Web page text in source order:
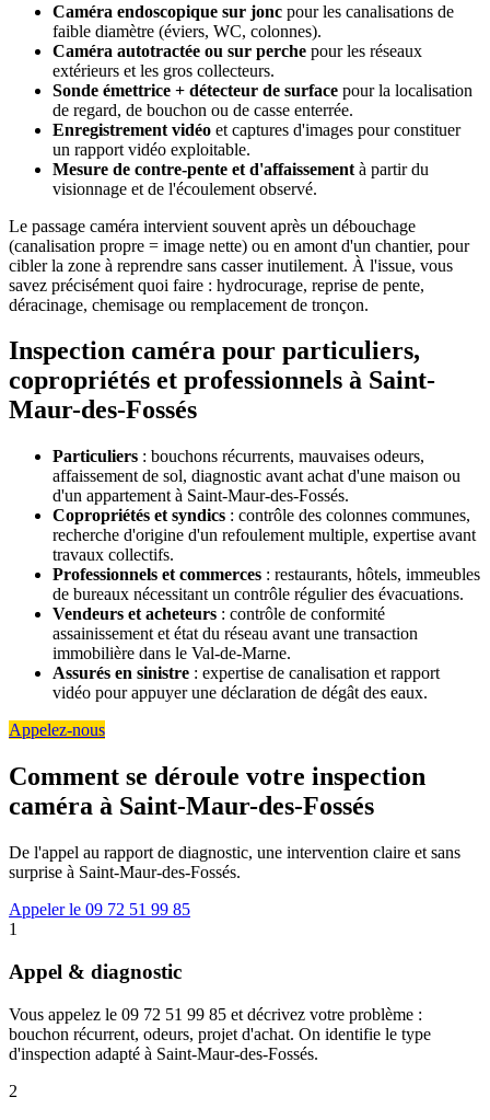
Caméra endoscopique sur jonc pour les canalisations de
faible diamètre (éviers, WC, colonnes).
Caméra autotractée ou sur perche pour les réseaux
extérieurs et les gros collecteurs.
Sonde émettrice + détecteur de surface pour la localisation
de regard, de bouchon ou de casse enterrée.
Enregistrement vidéo et captures d'images pour constituer
un rapport vidéo exploitable.
Mesure de contre-pente et d'affaissement à partir du
visionnage et de l'écoulement observé.
Le passage caméra intervient souvent après un débouchage
(canalisation propre = image nette) ou en amont d'un chantier, pour
cibler la zone à reprendre sans casser inutilement. À l'issue, vous
savez précisément quoi faire : hydrocurage, reprise de pente,
déracinage, chemisage ou remplacement de tronçon.
Inspection caméra pour particuliers,
copropriétés et professionnels à Saint-
Maur-des-Fossés
Particuliers : bouchons récurrents, mauvaises odeurs,
affaissement de sol, diagnostic avant achat d'une maison ou
d'un appartement à Saint-Maur-des-Fossés.
Copropriétés et syndics : contrôle des colonnes communes,
recherche d'origine d'un refoulement multiple, expertise avant
travaux collectifs.
Professionnels et commerces : restaurants, hôtels, immeubles
de bureaux nécessitant un contrôle régulier des évacuations.
Vendeurs et acheteurs : contrôle de conformité
assainissement et état du réseau avant une transaction
immobilière dans le Val-de-Marne.
Assurés en sinistre : expertise de canalisation et rapport
vidéo pour appuyer une déclaration de dégât des eaux.
Appelez-nous
Comment se déroule votre inspection
caméra à Saint-Maur-des-Fossés
De l'appel au rapport de diagnostic, une intervention claire et sans
surprise à Saint-Maur-des-Fossés.
Appeler le 09 72 51 99 85
1
Appel & diagnostic
Vous appelez le 09 72 51 99 85 et décrivez votre problème :
bouchon récurrent, odeurs, projet d'achat. On identifie le type
d'inspection adapté à Saint-Maur-des-Fossés.
2